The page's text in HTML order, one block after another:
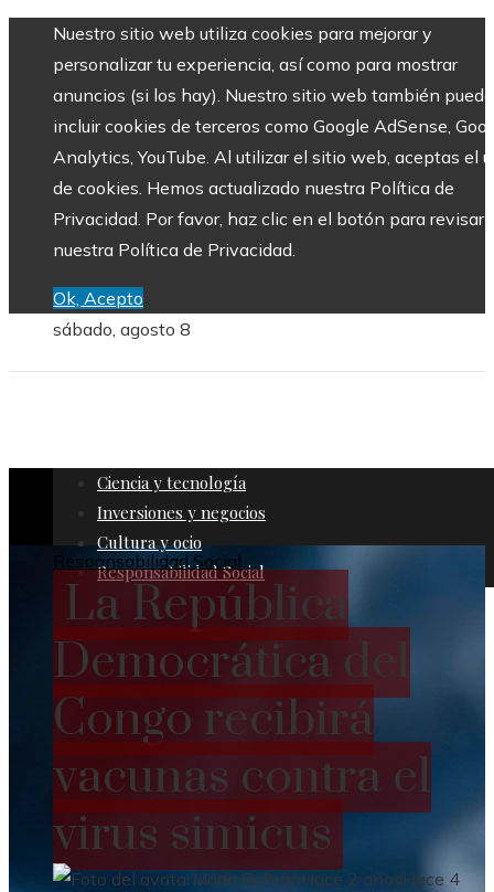
Nuestro sitio web utiliza cookies para mejorar y
personalizar tu experiencia, así como para mostrar
anuncios (si los hay). Nuestro sitio web también puede
incluir cookies de terceros como Google AdSense,
Analytics, YouTube. Al utilizar el sitio web, aceptas el
de cookies. Hemos actualizado nuestra Política de
Privacidad. Por favor, haz clic en el botón para revisar
nuestra Política de Privacidad.
Ok, Acepto
sábado, agosto 8
Ciencia y tecnología
Inversiones y negocios
Cultura y ocio
Responsabilidad Social
Responsabilidad Social
La República
Democrática del
Congo recibirá
vacunas contra el
virus simicus
María BeltránHace 2 añosHace 4